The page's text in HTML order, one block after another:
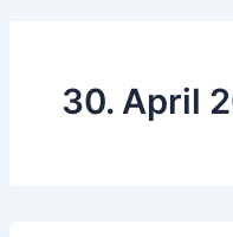
30. April